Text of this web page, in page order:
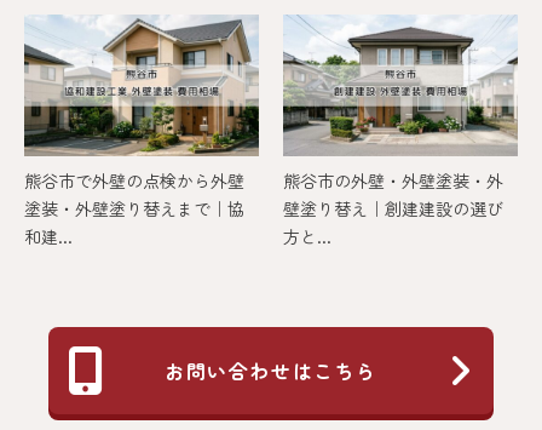
熊谷市で外壁の点検から外壁
塗装・外壁塗り替えまで｜協
和建...
熊谷市の外壁・外壁塗装・外
壁塗り替え｜創建建設の選び
方と...
お問い合わせはこちら